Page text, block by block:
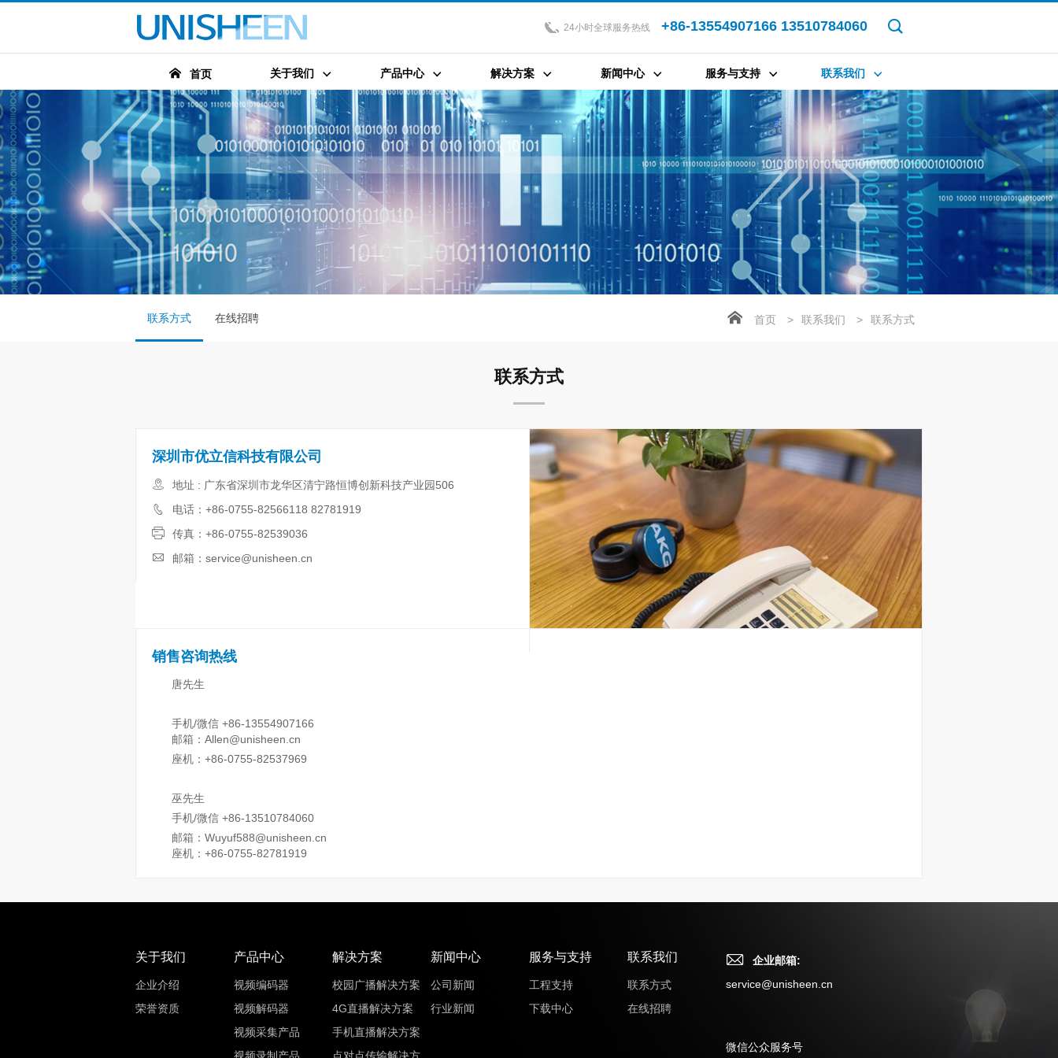
24小时全球服务热线 +86-13554907166 13510784060
首页 关于我们 产品中心 解决方案 新闻中心 服务与支持 联系我们
联系方式 在线招聘 首页 > 联系我们 > 联系方式
联系方式
深圳市优立信科技有限公司
地址 : 广东省深圳市龙华区清宁路恒博创新科技产业园506
电话：+86-0755-82566118 82781919
传真：+86-0755-82539036
邮箱：service@unisheen.cn
销售咨询热线
唐先生
手机/微信 +86-13554907166
邮箱：Allen@unisheen.cn
座机：+86-0755-82537969
巫先生
手机/微信 +86-13510784060
邮箱：Wuyuf588@unisheen.cn
座机：+86-0755-82781919
关于我们
企业介绍
荣誉资质
产品中心
视频编码器
视频解码器
视频采集产品
视频录制产品
解决方案
校园广播解决方案
4G直播解决方案
手机直播解决方案
点对点传输解决方
新闻中心
公司新闻
行业新闻
服务与支持
工程支持
下载中心
联系我们
联系方式
在线招聘
企业邮箱:
service@unisheen.cn
微信公众服务号